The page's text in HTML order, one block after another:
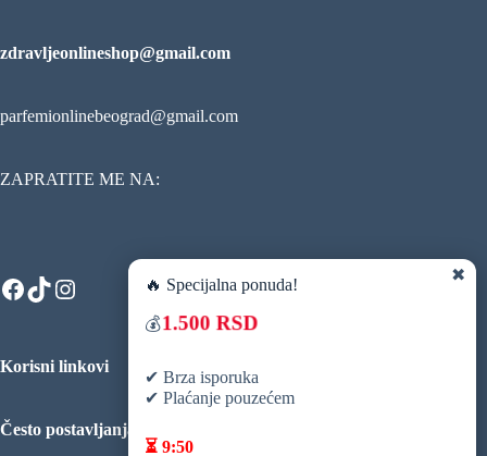
zdravljeonlineshop@gmail.com
parfemionlinebeograd@gmail.com
ZAPRATITE ME NA:
Facebook
TikTokInstagram
Korisni linkovi
Često postavljanja pitanja
✖
🔥 Specijalna ponuda!
💰1.500 RSD
✔ Brza isporuka
✔ Plaćanje pouzećem
⏳ 9:49